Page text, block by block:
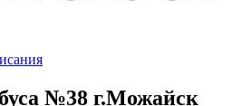
№38 г.Можайск